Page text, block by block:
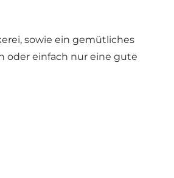
sowie ein gemütliches
oder einfach nur eine gute